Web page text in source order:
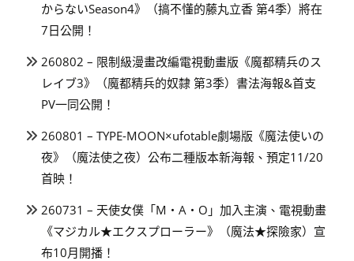
からないSeason4》（搞不懂的藤丸立香 第4季）將在
7日公開！
260802 – 限制級漫畫改編電視動畫版《魔都精兵のス
レイブ3》（魔都精兵的奴隸 第3季）書法海報&首支
PV一同公開！
260801 – TYPE-MOON×ufotable劇場版《魔法使いの
夜》（魔法使之夜）公布二種版本新海報、預定11/20
首映！
260731 – 天使女僕「M・A・O」加入主演、電視動畫
《マジカル★エクスプローラー》（魔法★探險家）宣
布10月開播！